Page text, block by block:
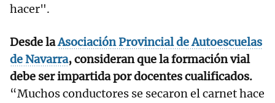
hacer".
Desde laAsociación Provincial de Autoescuelas
de Navarra, consideran que la formación vial
debe ser impartida por docentes cualificados.
“Muchos conductores se secaron el carnet hace